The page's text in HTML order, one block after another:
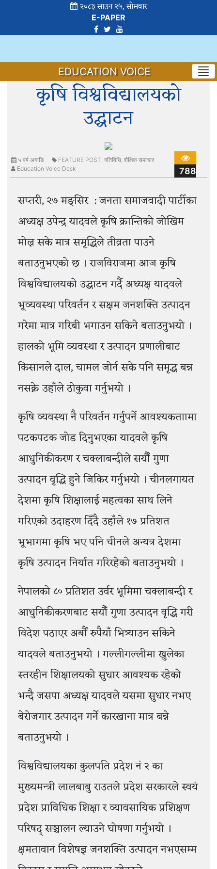
२०८३ साउन २५, सोमवार
E-PAPER
EDUCATION VOICE
कृषि विश्वविद्यालयको
उद्घाटन
५ वर्ष अगाडि FEATURE POST, गतिविधि, शैक्षिक समाचार
Education Voice Desk
788
सप्तरी, २७ मङ्सिर : जनता समाजवादी पार्टीका
अध्यक्ष उपेन्द्र यादवले कृषि क्रान्तिको जोखिम
मोल्न सके मात्र समृद्धिले तीव्रता पाउने
बताउनुभएको छ । राजविराजमा आज कृषि
विश्वविद्यालयको उद्घाटन गर्दै अध्यक्ष यादवले
भूव्यवस्था परिवर्तन र सक्षम जनशक्ति उत्पादन
गरेमा मात्र गरिबी भगाउन सकिने बताउनुभयो ।
हालको भूमि व्यवस्था र उत्पादन प्रणालीबाट
किसानले दाल, चामल जोर्न सके पनि समृद्ध बन्न
नसक्ने उहाँले ठोकुवा गर्नुभयो ।
कृषि व्यवस्था नै परिवर्तन गर्नुपर्ने आवश्यकताामा
पटकपटक जोड दिनुभएका यादवले कृषि
आधुनिकीकरण र चक्लाबन्दीले सयौँ गुणा
उत्पादन वृद्धि हुने जिकिर गर्नुभयो । चीनलगायत
देशमा कृषि शिक्षालाई महत्वका साथ लिने
गरिएको उदाहरण दिँदै उहाँले १७ प्रतिशत
भूभागमा कृषि भए पनि चीनले अन्यत्र देशमा
कृषि उत्पादन निर्यात गरिरहेको बताउनुभयो ।
नेपालको ८० प्रतिशत उर्वर भूमिमा चक्लाबन्दी र
आधुनिकीकरणबाट सयौँ गुणा उत्पादन वृद्धि गरी
विदेश पठाएर अर्बौं रुपैयाँ भित्र्याउन सकिने
यादवले बताउनुभयो । गल्लीगल्लीमा खुलेका
स्तरहीन शिक्षालयको सुधार आवश्यक रहेको
भन्दै जसपा अध्यक्ष यादवले यसमा सुधार नभए
बेरोजगार उत्पादन गर्ने कारखाना मात्र बन्ने
बताउनुभयो ।
विश्वविद्यालयका कुलपति प्रदेश नं २ का
मुख्यमन्त्री लालबाबु राउतले प्रदेश सरकारले स्वयं
प्रदेश प्राविधिक शिक्षा र व्यावसायिक प्रशिक्षण
परिषद् सञ्चालन ल्याउने घोषणा गर्नुभयो ।
क्षमतावान विशेषज्ञ जनशक्ति उत्पादन नभएसम्म